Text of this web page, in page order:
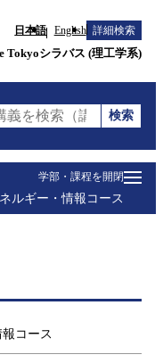
日本語 English 詳細検索
Tokyoシラバス (理工学系)
を検索（講義名・科
検索
学部・課程を開閉
ルギー・情報コース
コース